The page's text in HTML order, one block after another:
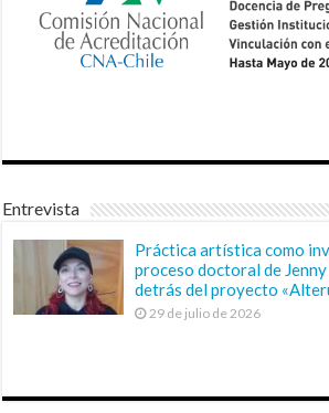
Entrevista
Práctica artística como
proceso doctoral de
detrás del proyecto
29 de julio de 2026